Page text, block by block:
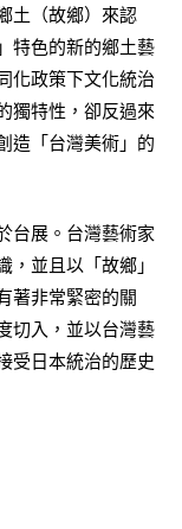
土（故鄉）來認
特色的新的鄉土藝
化政策下文化統治
獨特性，卻反過來
造「台灣美術」的
台展。台灣藝術家
並且以「故鄉」
著非常緊密的關
切入，並以台灣藝
受日本統治的歷史